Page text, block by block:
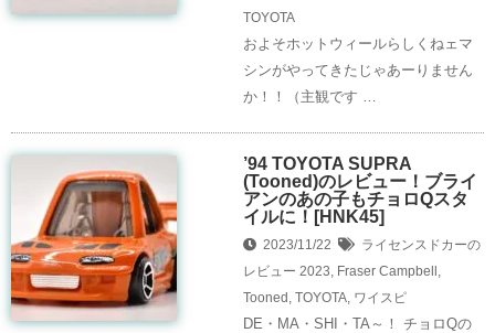
TOYOTA
およそホットウィールらしくねェマ
シンがやってきたじゃあーりません
か！！（主観です …
’94 TOYOTA SUPRA
(Tooned)のレビュー！ブライ
アンのあの子もチョロQスタ
イルに！[HNK45]
2023/11/22
ライセンスドカーの
レビュー 2023, Fraser Campbell ,
Tooned , TOYOTA, ワイスピ
DE・MA・SHI・TA～！ チョロQの